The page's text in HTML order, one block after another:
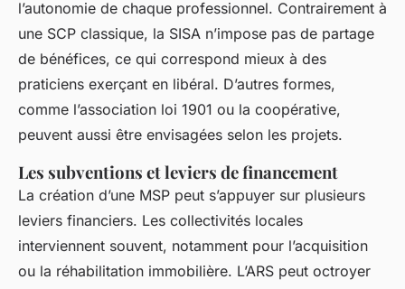
l’autonomie de chaque professionnel. Contrairement à
une SCP classique, la SISA n’impose pas de partage
de bénéfices, ce qui correspond mieux à des
praticiens exerçant en libéral. D’autres formes,
comme l’association loi 1901 ou la coopérative,
peuvent aussi être envisagées selon les projets.
Les subventions et leviers de financement
La création d’une MSP peut s’appuyer sur plusieurs
leviers financiers. Les collectivités locales
interviennent souvent, notamment pour l’acquisition
ou la réhabilitation immobilière. L’ARS peut octroyer